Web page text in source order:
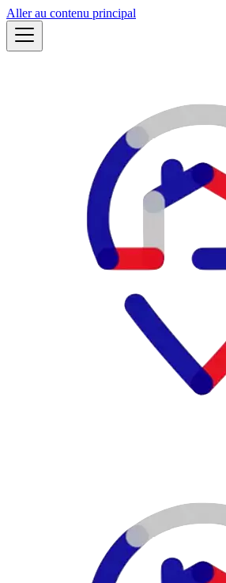
Aller au contenu principal